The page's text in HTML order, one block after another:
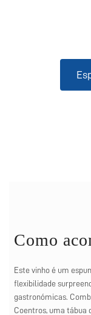
Como
Este vinho é um
flexibilidade
gastronómicas.
Coentros, uma tábua